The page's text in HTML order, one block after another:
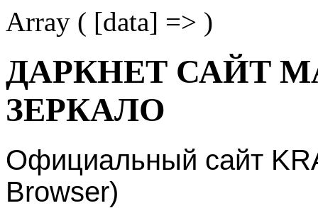
Array ( [data] => )
ДАРКНЕТ САЙТ
ЗЕРКАЛО
Официальный сайт
Browser)